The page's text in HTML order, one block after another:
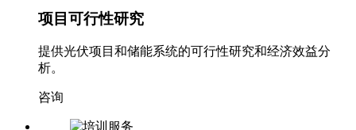
项目可行性研究
提供光伏项目和储能系统的可行性研究和经济效益分
析。
咨询